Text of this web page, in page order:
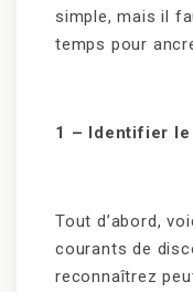
simple, mais il
temps pour
1 – Identifier le
Tout d’abord,
courants de
reconnaîtrez